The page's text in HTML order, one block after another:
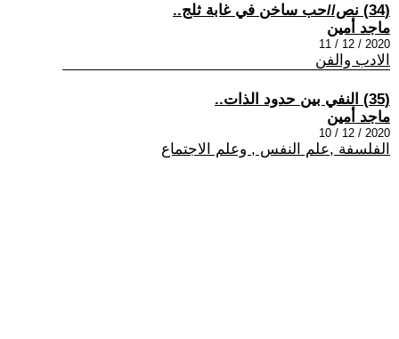
(34) نص//حب ساخن في غابة ثلج..
ماجد أمين
2020 / 12 / 11
الادب والفن
(35) النفي بين حدود الذات..
ماجد أمين
2020 / 12 / 10
الفلسفة ,علم النفس , وعلم الاجتماع